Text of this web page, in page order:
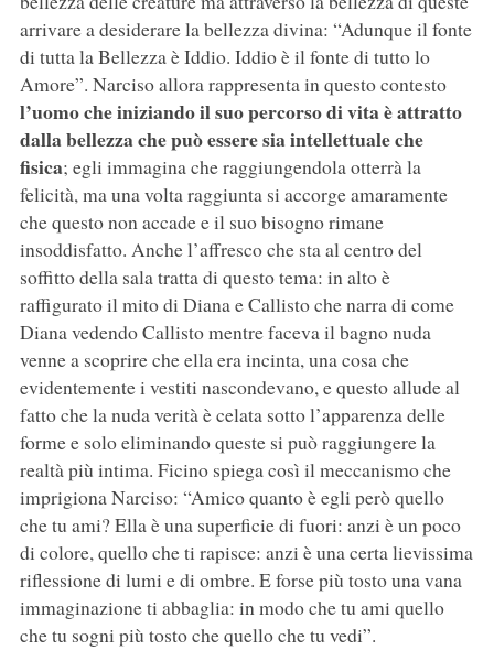
arrivare a desiderare la bellezza divina: “Adunque il fonte
di tutta la Bellezza è Iddio. Iddio è il fonte di tutto lo
Amore”. Narciso allora rappresenta in questo contesto
l’uomo che iniziando il suo percorso di vita è attratto
dalla bellezza che può essere sia intellettuale che
fisica; egli immagina che raggiungendola otterrà la
felicità, ma una volta raggiunta si accorge amaramente
che questo non accade e il suo bisogno rimane
insoddisfatto. Anche l’affresco che sta al centro del
soffitto della sala tratta di questo tema: in alto è
raffigurato il mito di Diana e Callisto che narra di come
Diana vedendo Callisto mentre faceva il bagno nuda
venne a scoprire che ella era incinta, una cosa che
evidentemente i vestiti nascondevano, e questo allude al
fatto che la nuda verità è celata sotto l’apparenza delle
forme e solo eliminando queste si può raggiungere la
realtà più intima. Ficino spiega così il meccanismo che
imprigiona Narciso: “Amico quanto è egli però quello
che tu ami? Ella è una superficie di fuori: anzi è un poco
di colore, quello che ti rapisce: anzi è una certa lievissima
riflessione di lumi e di ombre. E forse più tosto una vana
immaginazione ti abbaglia: in modo che tu ami quello
che tu sogni più tosto che quello che tu vedi”.